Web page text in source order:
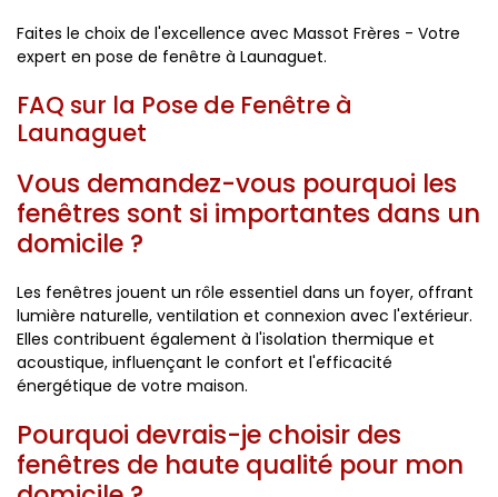
Faites le choix de l'excellence avec Massot Frères - Votre
expert en pose de fenêtre à Launaguet.
FAQ sur la Pose de Fenêtre à
Launaguet
Vous demandez-vous pourquoi les
fenêtres sont si importantes dans un
domicile ?
Les fenêtres jouent un rôle essentiel dans un foyer, offrant
lumière naturelle, ventilation et connexion avec l'extérieur.
Elles contribuent également à l'isolation thermique et
acoustique, influençant le confort et l'efficacité
énergétique de votre maison.
Pourquoi devrais-je choisir des
fenêtres de haute qualité pour mon